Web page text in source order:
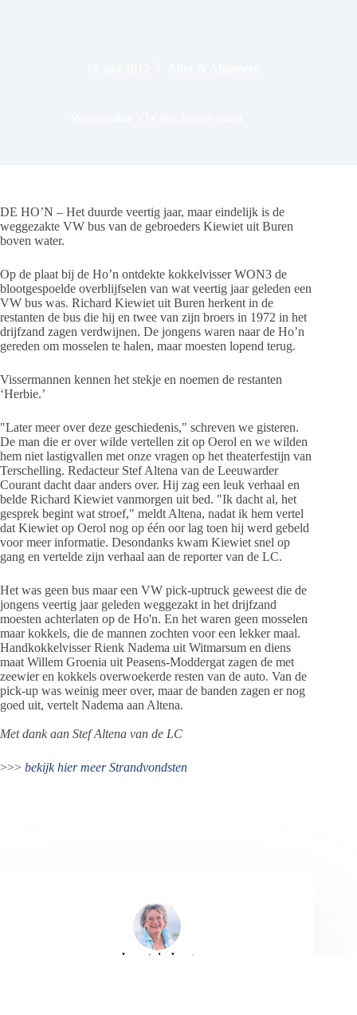
DE HO’N – Het duurde veertig jaar, maar eindelijk is de
weggezakte VW bus van de gebroeders Kiewiet uit Buren
boven water.
Op de plaat bij de Ho’n ontdekte kokkelvisser WON3 de
blootgespoelde overblijfselen van wat veertig jaar geleden een
VW bus was. Richard Kiewiet uit Buren herkent in de
restanten de bus die hij en twee van zijn broers in 1972 in het
drijfzand zagen verdwijnen. De jongens waren naar de Ho’n
gereden om mosselen te halen, maar moesten lopend terug.
Vissermannen kennen het stekje en noemen de restanten
‘Herbie.’
"Later meer over deze geschiedenis," schreven we gisteren.
De man die er over wilde vertellen zit op Oerol en we wilden
hem niet lastigvallen met onze vragen op het theaterfestijn van
Terschelling. Redacteur Stef Altena van de Leeuwarder
Courant dacht daar anders over. Hij zag een leuk verhaal en
belde Richard Kiewiet vanmorgen uit bed. "Ik dacht al, het
gesprek begint wat stroef," meldt Altena, nadat ik hem vertel
dat Kiewiet op Oerol nog op één oor lag toen hij werd gebeld
voor meer informatie. Desondanks kwam Kiewiet snel op
gang en vertelde zijn verhaal aan de reporter van de LC.
Het was geen bus maar een VW pick-uptruck geweest die de
jongens veertig jaar geleden weggezakt in het drijfzand
moesten achterlaten op de Ho'n. En het waren geen mosselen
maar kokkels, die de mannen zochten voor een lekker maal.
Handkokkelvisser Rienk Nadema uit Witmarsum en diens
maat Willem Groenia uit Peasens-Moddergat zagen de met
zeewier en kokkels overwoekerde resten van de auto. Van de
pick-up was weinig meer over, maar de banden zagen er nog
goed uit, vertelt Nadema aan Altena.
Met dank aan Stef Altena van de LC
>>> bekijk hier meer Strandvondsten
Jeanet de Jong